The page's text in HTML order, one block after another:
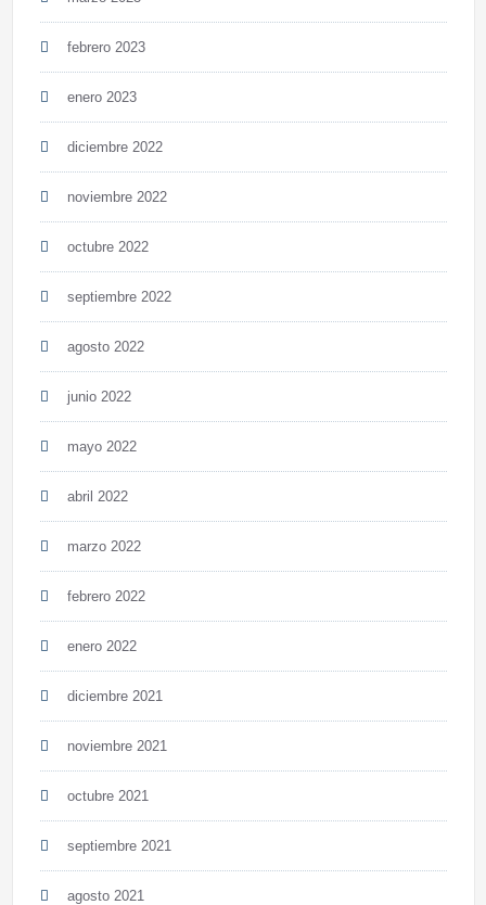
febrero 2023
enero 2023
diciembre 2022
noviembre 2022
octubre 2022
septiembre 2022
agosto 2022
junio 2022
mayo 2022
abril 2022
marzo 2022
febrero 2022
enero 2022
diciembre 2021
noviembre 2021
octubre 2021
septiembre 2021
agosto 2021